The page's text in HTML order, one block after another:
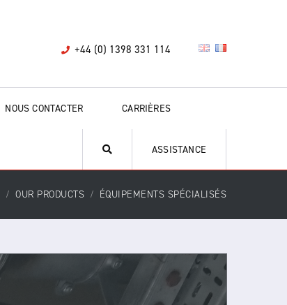
+44 (0) 1398 331 114
NOUS CONTACTER CARRIÈRES
ASSISTANCE
OUR PRODUCTS ÉQUIPEMENTS SPÉCIALISÉS